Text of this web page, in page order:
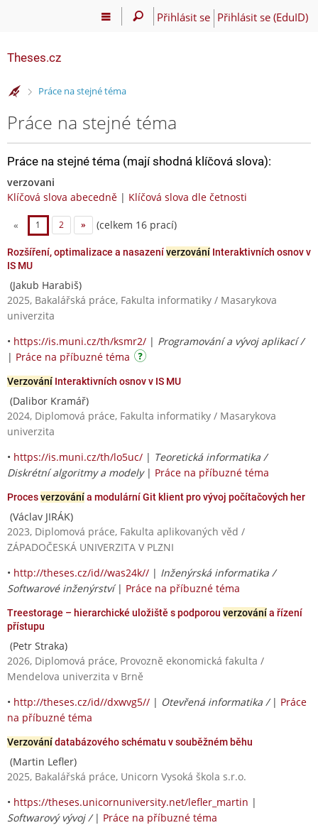
Přihlásit se Přihlásit se (EduID)
Theses.cz
>Práce na stejné téma
Práce na stejné téma
Práce na stejné téma (mají shodná klíčová slova):
verzovani
Klíčová slova abecedně | Klíčová slova dle četnosti
« 1 2 » (celkem 16 prací)
Rozšíření, optimalizace a nasazeníverzování Interaktivních osnov v
IS MU
(Jakub Harabiš)
2025, Bakalářská práce, Fakulta informatiky / Masarykova
univerzita
• https://is.muni.cz/th/ksmr2/ | Programování a vývoj aplikací /
| Práce na příbuzné téma
Verzování Interaktivních osnov v IS MU
(Dalibor Kramář)
2024, Diplomová práce, Fakulta informatiky / Masarykova
univerzita
• https://is.muni.cz/th/lo5uc/ | Teoretická informatika /
Diskrétní algoritmy a modely| Práce na příbuzné téma
Procesverzovánía modulární Git klient pro vývoj počítačových her
(Václav JIRÁK)
2023, Diplomová práce, Fakulta aplikovaných věd /
ZÁPADOČESKÁ UNIVERZITA V PLZNI
• http://theses.cz/id//was24k// | Inženýrská informatika /
Softwarové inženýrství| Práce na příbuzné téma
Treestorage – hierarchické uložiště s podporou verzovánía řízení
přístupu
(Petr Straka)
2026, Diplomová práce, Provozně ekonomická fakulta /
Mendelova univerzita v Brně
• http://theses.cz/id//dxwvg5// | Otevřená informatika / | Práce
na příbuzné téma
Verzovánídatabázového schématu v souběžném běhu
(Martin Lefler)
2025, Bakalářská práce, Unicorn Vysoká škola s.r.o.
• https://theses.unicornuniversity.net/lefler_martin |
Softwarový vývoj / | Práce na příbuzné téma